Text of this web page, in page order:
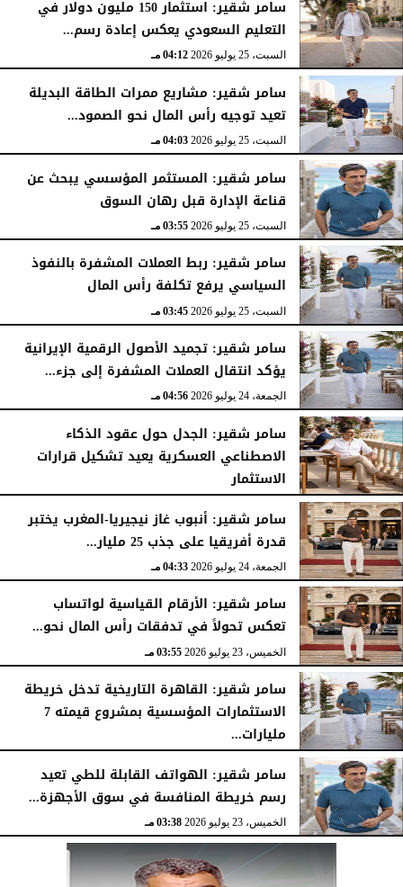
سامر شقير: استثمار 150 مليون دولار في
التعليم السعودي يعكس إعادة رسم...
السبت، 25 يوليو 2026 04:12 مـ
سامر شقير: مشاريع ممرات الطاقة البديلة
تعيد توجيه رأس المال نحو الصمود...
السبت، 25 يوليو 2026 04:03 مـ
سامر شقير: المستثمر المؤسسي يبحث عن
قناعة الإدارة قبل رهان السوق
السبت، 25 يوليو 2026 03:55 مـ
سامر شقير: ربط العملات المشفرة بالنفوذ
السياسي يرفع تكلفة رأس المال
السبت، 25 يوليو 2026 03:45 مـ
سامر شقير: تجميد الأصول الرقمية الإيرانية
يؤكد انتقال العملات المشفرة إلى جزء...
الجمعة، 24 يوليو 2026 04:56 مـ
سامر شقير: الجدل حول عقود الذكاء
الاصطناعي العسكرية يعيد تشكيل قرارات
الاستثمار
الجمعة، 24 يوليو 2026 04:45 مـ
سامر شقير: أنبوب غاز نيجيريا-المغرب يختبر
قدرة أفريقيا على جذب 25 مليار...
الجمعة، 24 يوليو 2026 04:33 مـ
سامر شقير: الأرقام القياسية لواتساب
تعكس تحولاً في تدفقات رأس المال نحو...
الخميس، 23 يوليو 2026 03:55 مـ
سامر شقير: القاهرة التاريخية تدخل خريطة
الاستثمارات المؤسسية بمشروع قيمته 7
مليارات...
الخميس، 23 يوليو 2026
سامر شقير: الهواتف القابلة للطي تعيد
رسم خريطة المنافسة في سوق الأجهزة...
الخميس، 23 يوليو 2026 03:38 مـ